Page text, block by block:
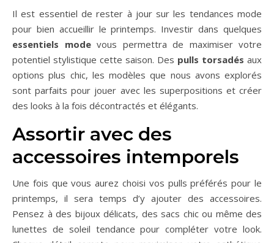
Il est essentiel de rester à jour sur les tendances mode
pour bien accueillir le printemps. Investir dans quelques
essentiels modevous permettra de maximiser votre
potentiel stylistique cette saison. Des pulls torsadés aux
options plus chic, les modèles que nous avons explorés
sont parfaits pour jouer avec les superpositions et créer
des looks à la fois décontractés et élégants.
Assortir avec des
accessoires intemporels
Une fois que vous aurez choisi vos pulls préférés pour le
printemps, il sera temps d’y ajouter des accessoires.
Pensez à des bijoux délicats, des sacs chic ou même des
lunettes de soleil tendance pour compléter votre look.